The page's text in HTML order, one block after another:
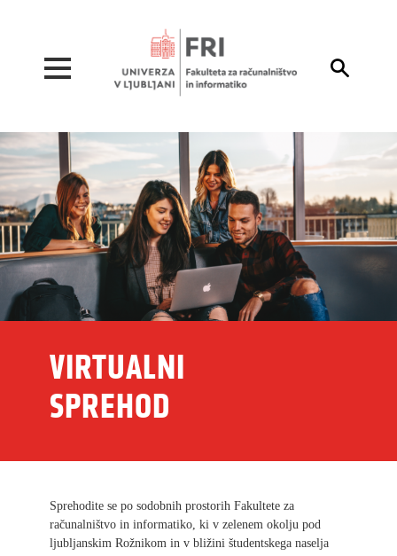

VIRTUALNI
SPREHOD
Sprehodite se po sodobnih prostorih Fakultete za
računalništvo in informatiko, ki v zelenem okolju pod
ljubljanskim Rožnikom in v bližini študentskega naselja